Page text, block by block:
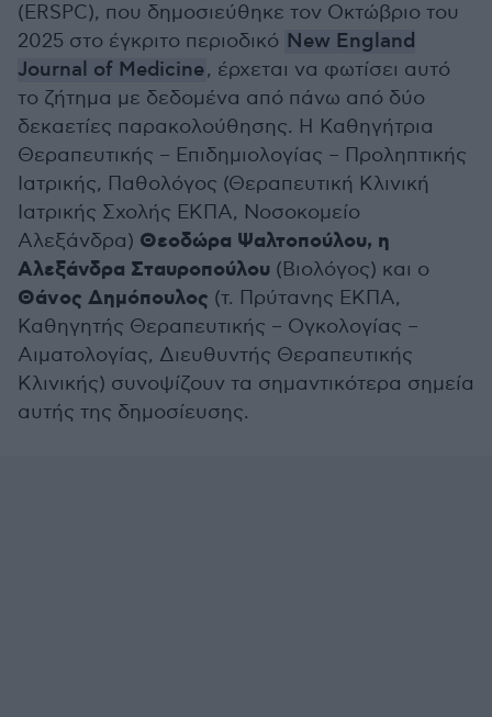
(ERSPC), που δημοσιεύθηκε τον Οκτώβριο του
2025 στο έγκριτο περιοδικό New England
Journal of Medicine, έρχεται να φωτίσει αυτό
το ζήτημα με δεδομένα από πάνω από δύο
δεκαετίες παρακολούθησης. Η Καθηγήτρια
Θεραπευτικής – Επιδημιολογίας – Προληπτικής
Ιατρικής, Παθολόγος (Θεραπευτική Κλινική
Ιατρικής Σχολής ΕΚΠΑ, Νοσοκομείο
Αλεξάνδρα) Θεοδώρα Ψαλτοπούλου, η
Αλεξάνδρα Σταυροπούλου (Βιολόγος) και ο
Θάνος Δημόπουλος (τ. Πρύτανης ΕΚΠΑ,
Καθηγητής Θεραπευτικής – Ογκολογίας –
Αιματολογίας, Διευθυντής Θεραπευτικής
Κλινικής) συνοψίζουν τα σημαντικότερα σημεία
αυτής της δημοσίευσης.